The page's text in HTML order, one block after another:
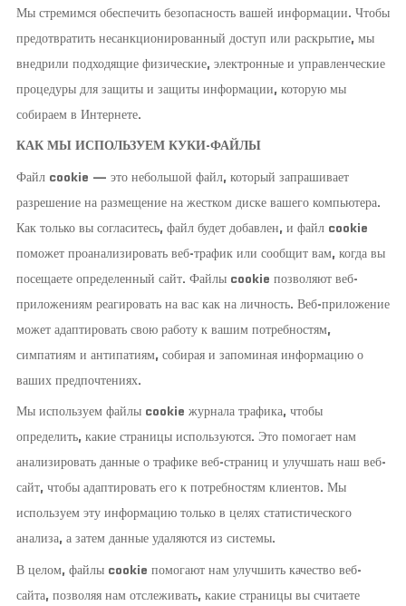
Мы стремимся обеспечить безопасность вашей информации. Чтобы
предотвратить несанкционированный доступ или раскрытие, мы
внедрили подходящие физические, электронные и управленческие
процедуры для защиты и защиты информации, которую мы
собираем в Интернете.
КАК МЫ ИСПОЛЬЗУЕМ КУКИ-ФАЙЛЫ
Файл cookie — это небольшой файл, который запрашивает
разрешение на размещение на жестком диске вашего компьютера.
Как только вы согласитесь, файл будет добавлен, и файл cookie
поможет проанализировать веб-трафик или сообщит вам, когда вы
посещаете определенный сайт. Файлы cookie позволяют веб-
приложениям реагировать на вас как на личность. Веб-приложение
может адаптировать свою работу к вашим потребностям,
симпатиям и антипатиям, собирая и запоминая информацию о
ваших предпочтениях.
Мы используем файлы cookie журнала трафика, чтобы
определить, какие страницы используются. Это помогает нам
анализировать данные о трафике веб-страниц и улучшать наш веб-
сайт, чтобы адаптировать его к потребностям клиентов. Мы
используем эту информацию только в целях статистического
анализа, а затем данные удаляются из системы.
В целом, файлы cookie помогают нам улучшить качество веб-
сайта, позволяя нам отслеживать, какие страницы вы считаете